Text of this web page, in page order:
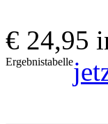
€ 24,95
Ergebnistabelle